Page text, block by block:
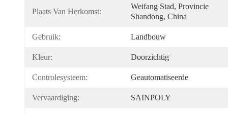
Plaats Van Herkomst:
Weifang Stad, Provincie
Shandong, China
Gebruik: Landbouw
Kleur: Doorzichtig
Controlesysteem: Geautomatiseerde
Vervaardiging: SAINPOLY